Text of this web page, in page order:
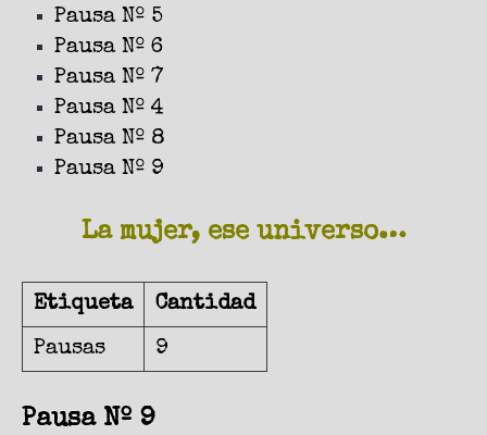
Pausa Nº 5
Pausa Nº 6
Pausa Nº 7
Pausa Nº 4
Pausa Nº 8
Pausa Nº 9
La mujer, ese universo…
Etiqueta Cantidad
Pausas 9
Pausa Nº 9